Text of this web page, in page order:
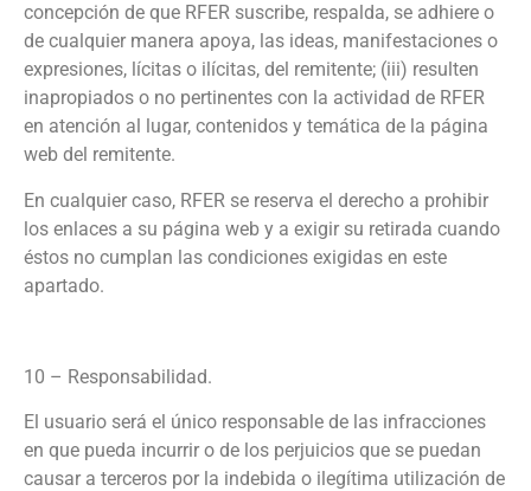
concepción de que RFER suscribe, respalda, se adhiere o
de cualquier manera apoya, las ideas, manifestaciones o
expresiones, lícitas o ilícitas, del remitente; (iii) resulten
inapropiados o no pertinentes con la actividad de RFER
en atención al lugar, contenidos y temática de la página
web del remitente.
En cualquier caso, RFER se reserva el derecho a prohibir
los enlaces a su página web y a exigir su retirada cuando
éstos no cumplan las condiciones exigidas en este
apartado.
10 – Responsabilidad.
El usuario será el único responsable de las infracciones
en que pueda incurrir o de los perjuicios que se puedan
causar a terceros por la indebida o ilegítima utilización de